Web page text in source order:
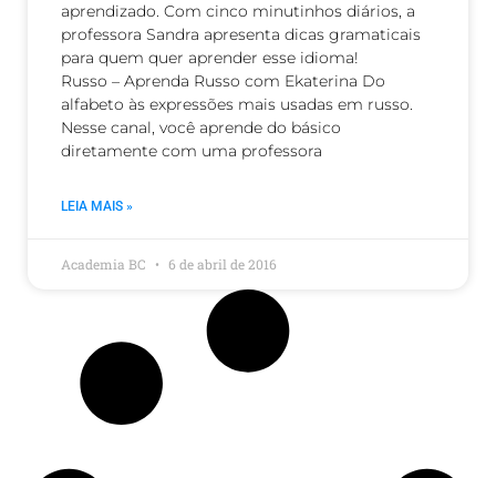
aprendizado. Com cinco minutinhos diários, a
professora Sandra apresenta dicas gramaticais
para quem quer aprender esse idioma!
Russo – Aprenda Russo com Ekaterina Do
alfabeto às expressões mais usadas em russo.
Nesse canal, você aprende do básico
diretamente com uma professora
LEIA MAIS »
Academia BC 6 de abril de 2016